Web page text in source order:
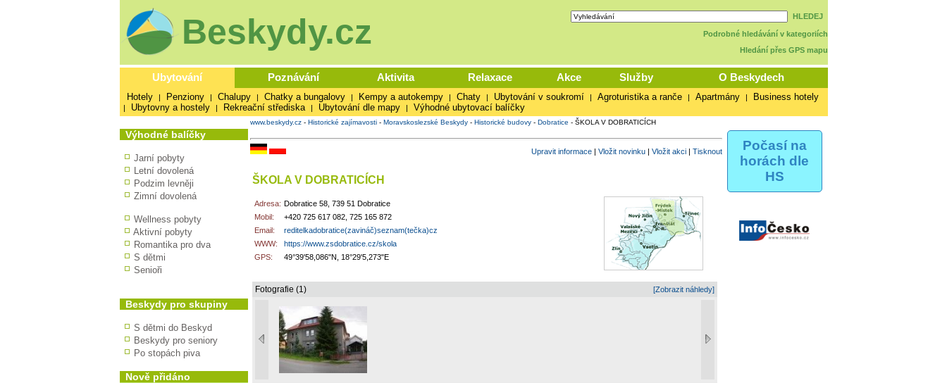
Beskydy.cz HLEDEJ
Podrobné hledávání v kategoriích
Hledání přes GPS mapu
Ubytování Poznávání Aktivita Relaxace Akce Služby O Beskydech
Hotely | Penziony | Chalupy | Chatky a bungalovy | Kempy a autokempy | Chaty | Ubytování v soukromí | Agroturistika a ranče | Apartmány | Business hotely
| Ubytovny a hostely | Rekreační střediska | Ubytování dle mapy | Výhodné ubytovací balíčky
Výhodné balíčky
Jarní pobyty
Letní dovolená
Podzim levněji
Zimní dovolená
Wellness pobyty
Aktivní pobyty
Romantika pro dva
S dětmi
Senioři
Beskydy pro skupiny
S dětmi do Beskyd
Beskydy pro seniory
Po stopách piva
Nově přidáno
www.beskydy.cz- Historické zajímavosti- Moravskoslezské Beskydy- Historické budovy- Dobratice - ŠKOLA V DOBRATICÍCH
Upravit informace| Vložit novinku| Vložit akci| Tisknout
ŠKOLA V DOBRATICÍCH
Adresa: Dobratice 58, 739 51 Dobratice
Mobil:
+420 725 617 082, 725 165 872
Email:
reditelkadobratice(zavináč)seznam(tečka)cz
WWW:
https://www.zsdobratice.cz/skola
GPS:
49°39'58,086"N, 18°29'5,273"E
Fotografie (1) [Zobrazit náhledy]
Počasí na
horách dle
HS